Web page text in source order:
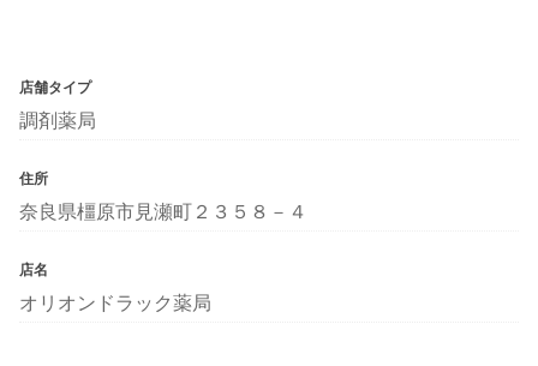
店舗タイプ
調剤薬局
住所
奈良県橿原市見瀬町２３５８－４
店名
オリオンドラック薬局